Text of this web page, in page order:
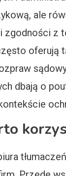
ale
zgodności z
oferują
dbają o